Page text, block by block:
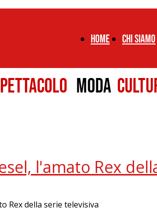
Home chi siamo
MODA
l'amato Rex
Rex della serie televisiva